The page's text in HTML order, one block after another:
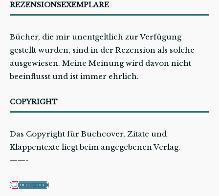
REZENSIONSEXEMPLARE
Bücher, die mir unentgeltlich zur Verfügung
gestellt wurden, sind in der Rezension als solche
ausgewiesen. Meine Meinung wird davon nicht
beeinflusst und ist immer ehrlich.
COPYRIGHT
Das Copyright für Buchcover, Zitate und
Klappentexte liegt beim angegebenen Verlag.
——-